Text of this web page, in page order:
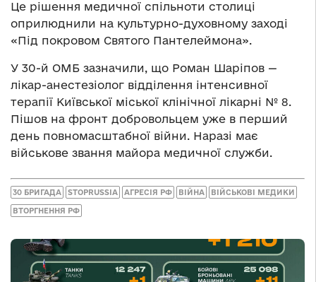
Це рішення медичної спільноти столиці
оприлюднили на культурно-духовному заході
«Під покровом Святого Пантелеймона».
У 30-й ОМБ зазначили, що Роман Шаріпов —
лікар-анестезіолог відділення інтенсивної
терапії Київської міської клінічної лікарні № 8.
Пішов на фронт добровольцем уже в перший
день повномасштабної війни. Наразі має
військове звання майора медичної служби.
30 БРИГАДА STOPRUSSIA АГРЕСІЯ РФ ВІЙНА ВІЙСЬКОВІ МЕДИКИ
ВТОРГНЕННЯ РФ